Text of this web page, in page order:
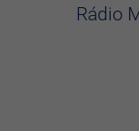
Rádio